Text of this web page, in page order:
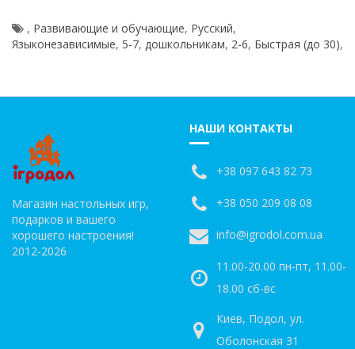
, Развивающие и обучающие, Русский,
Языконезависимые, 5-7, дошкольникам, 2-6, Быстрая (до 30),
Магазин настольных игр,
подарков и вашего
хорошего настроения!
2012-2026
НАШИ КОНТАКТЫ
+38 097 643 82 73
+38 050 209 08 08
info@igrodol.com.ua
11.00-20.00 пн-пт, 11.00-
18.00 сб-вс
Киев, Подол, ул.
Оболонская 31